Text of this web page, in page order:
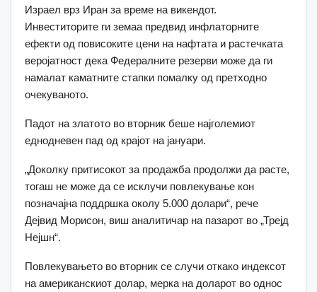
Израел врз Иран за време на викендот.
Инвеститорите ги земаа предвид инфлаторните
ефекти од повисоките цени на нафтата и растечката
веројатност дека Федералните резерви може да ги
намалат каматните стапки помалку од претходно
очекуваното.
Падот на златото во вторник беше најголемиот
еднодневен пад од крајот на јануари.
„Доколку притисокот за продажба продолжи да расте,
тогаш не може да се исклучи повлекување кон
позначајна поддршка околу 5.000 долари“, рече
Дејвид Морисон, виш аналитичар на пазарот во „Трејд
Нејшн“.
Повлекувањето во вторник се случи откако индексот
на американскиот долар, мерка на доларот во однос